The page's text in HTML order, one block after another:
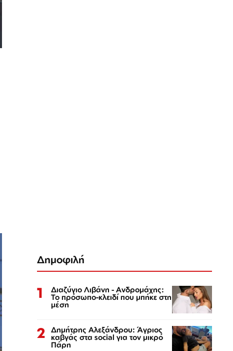
Δημοφιλή
1 Διαζύγιο Λιβάνη - Ανδρομάχης:
Το πρόσωπο-κλειδί που μπήκε στη
μέση
2 Δημήτρης Αλεξάνδρου: Άγριος
καβγάς στα social για τον μικρό
Πάρη